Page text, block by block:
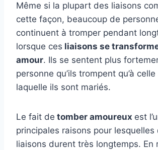
Même si la plupart des liaisons
cette façon, beaucoup de
continuent à tromper pendant
lorsque ces liaisons se
amour. Ils se sentent plus
personne qu’ils trompent qu’à
laquelle ils sont mariés.
Le fait de tomber amoureux est
principales raisons pour lesquelles
liaisons durent très longtemps. En